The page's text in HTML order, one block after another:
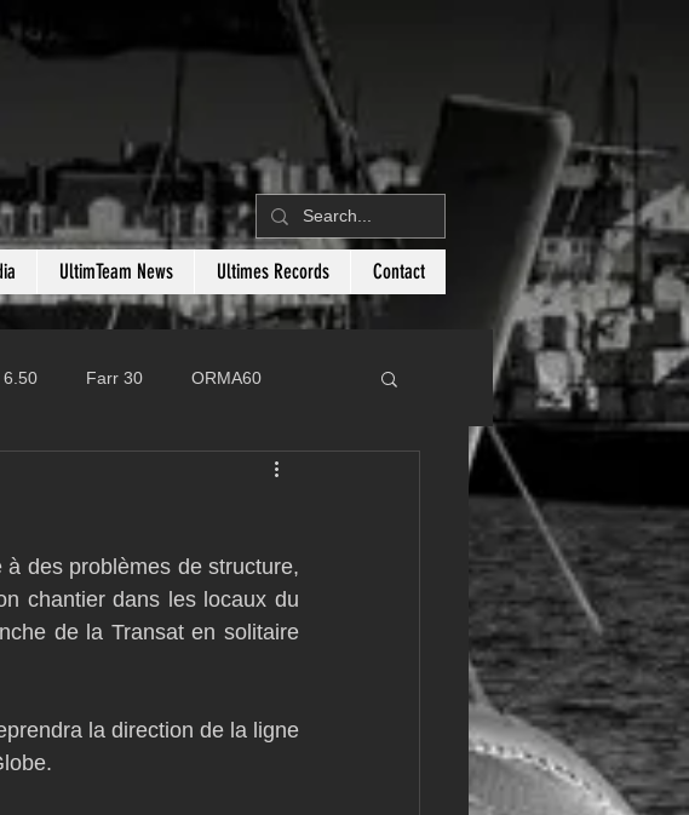
UltimTeam News Ultimes Records Contact
6.50 Farr 30 ORMA60
Flying Phantom L&#39;Hydroptère
des problèmes de structure,
chantier dans les locaux du
de la Transat en solitaire
la direction de la ligne